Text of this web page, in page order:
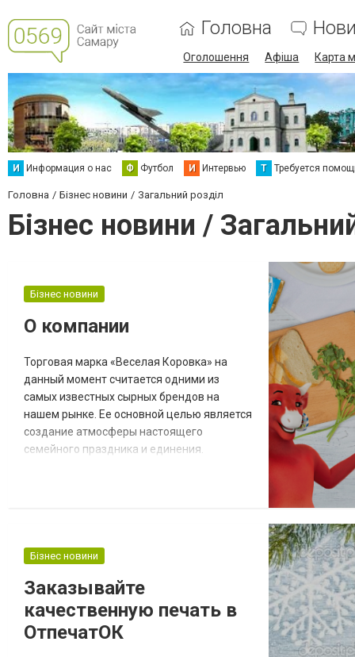
Головна
Оголошення Афіша Карта
И Информация о нас Ф Футбол И Интервью Т Требуется
Головна Бізнес новини Загальний розділ
Бізнес новини /
Бізнес новини
О компании
Торговая марка «Веселая Коровка» на
данный момент считается одними из
самых известных сырных брендов на
нашем рынке. Ее основной целью является
создание атмосферы настоящего
семейного праздника и единения.
интересный блог http://veselakorivka.ua/ru,
интересные ре...
Бізнес новини
Заказывайте
качественную печать в
ОтпечатОК